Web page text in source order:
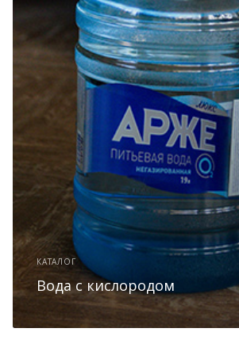
КАТАЛОГ
Вода с кислородом